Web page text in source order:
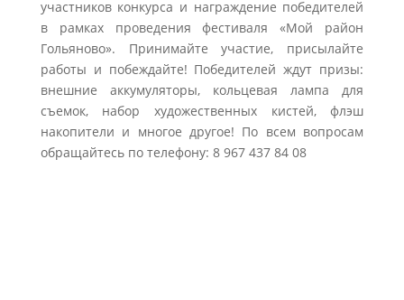
участников конкурса и награждение победителей
в рамках проведения фестиваля «Мой район
Гольяново». Принимайте участие, присылайте
работы и побеждайте! Победителей ждут призы:
внешние аккумуляторы, кольцевая лампа для
съемок, набор художественных кистей, флэш
накопители и многое другое! По всем вопросам
обращайтесь по телефону: 8 967 437 84 08